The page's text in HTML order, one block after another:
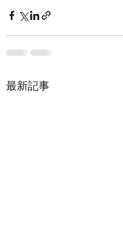
最新記事